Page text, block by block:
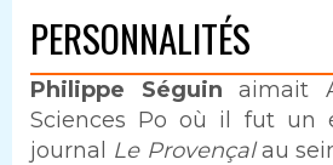
PERSONNALITÉS
Philippe Séguin aimait
Sciences Po où il fut un
journal Le Provençalau